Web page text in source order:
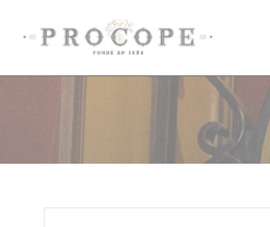
Panel for informasjonskapsler